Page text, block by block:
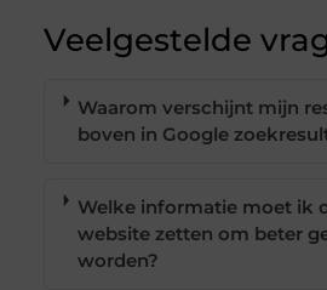
Veelgestelde
Waarom verschijnt mijn
boven in Google
Welke informatie moet ik
website zetten om beter
worden?